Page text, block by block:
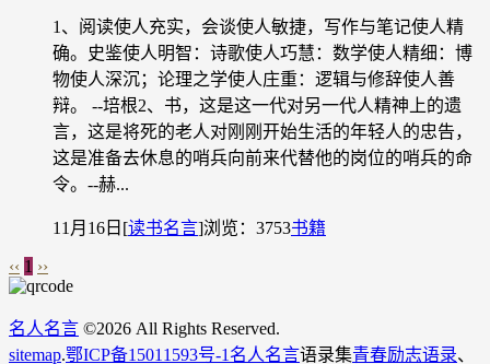
1、阅读使人充实，会谈使人敏捷，写作与笔记使人精
确。史鉴使人明智：诗歌使人巧慧：数学使人精细：博
物使人深沉；论理之学使人庄重：逻辑与修辞使人善
辩。 --培根2、书，这是这一代对另一代人精神上的遗
言，这是将死的老人对刚刚开始生活的年轻人的忠告，
这是准备去休息的哨兵向前来代替他的岗位的哨兵的命
令。--赫...
11月16日 [读书名言]浏览：3753书籍
‹‹ 1 ››
名人名言 ©2026 All Rights Reserved.
sitemap.鄂ICP备15011593号-1 名人名言语录集青春励志语录、